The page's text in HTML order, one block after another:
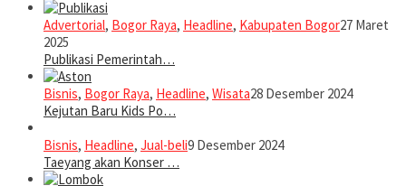
Advertorial, Bogor Raya, Headline, Kabupaten Bogor27 Maret
2025
Publikasi Pemerintah…
Bisnis, Bogor Raya, Headline, Wisata28 Desember 2024
Kejutan Baru Kids Po…
Bisnis, Headline, Jual-beli9 Desember 2024
Taeyang akan Konser …